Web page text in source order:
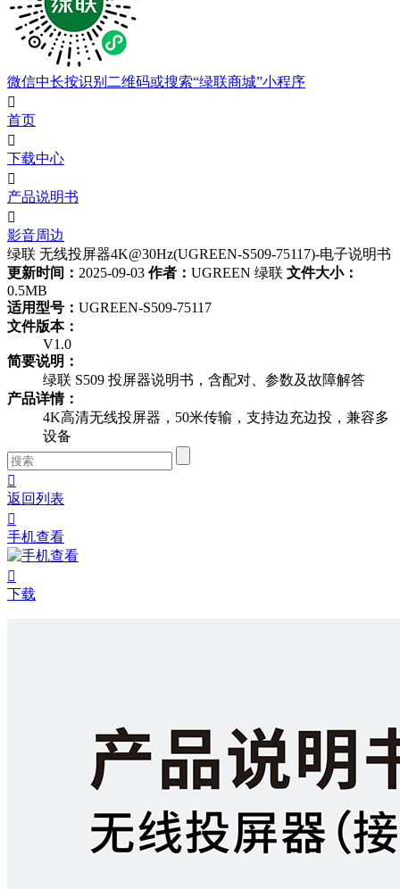
微信中长按识别二维码或搜索“绿联商城”小程序

首页

下载中心

产品说明书

影音周边
绿联 无线投屏器4K@30Hz(UGREEN-S509-75117)-电子说明书
更新时间： 2025-09-03 作者： UGREEN 绿联 文件大小：
0.5MB
适用型号： UGREEN-S509-75117
文件版本：
V1.0
简要说明：
绿联 S509 投屏器说明书，含配对、参数及故障解答
产品详情：
4K高清无线投屏器，50米传输，支持边充边投，兼容多
设备

返回列表

手机查看

下载